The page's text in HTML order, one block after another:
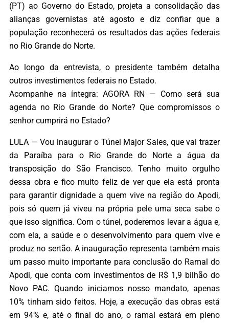
(PT) ao Governo do Estado, projeta a consolidação das
alianças governistas até agosto e diz confiar que a
população reconhecerá os resultados das ações federais
no Rio Grande do Norte.
Ao longo da entrevista, o presidente também detalha
outros investimentos federais no Estado.
Acompanhe na íntegra: AGORA RN — Como será sua
agenda no Rio Grande do Norte? Que compromissos o
senhor cumprirá no Estado?
LULA — Vou inaugurar o Túnel Major Sales, que vai trazer
da Paraíba para o Rio Grande do Norte a água da
transposição do São Francisco. Tenho muito orgulho
dessa obra e fico muito feliz de ver que ela está pronta
para garantir dignidade a quem vive na região do Apodi,
pois só quem já viveu na própria pele uma seca sabe o
que isso significa. Com o túnel, poderemos levar a água e,
com ela, a saúde e o desenvolvimento para quem vive e
produz no sertão. A inauguração representa também mais
um passo muito importante para conclusão do Ramal do
Apodi, que conta com investimentos de R$ 1,9 bilhão do
Novo PAC. Quando iniciamos nosso mandato, apenas
10% tinham sido feitos. Hoje, a execução das obras está
em 94% e, até o final do ano, o ramal estará em pleno